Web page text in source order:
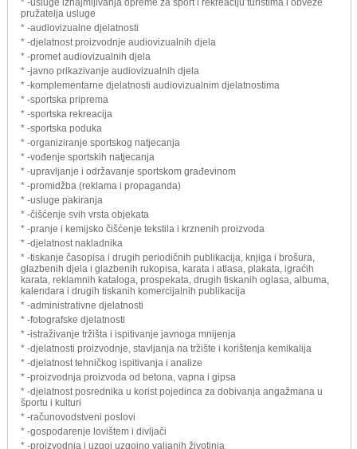
pružatelja usluge
* -audiovizualne djelatnosti
* -djelatnost proizvodnje audiovizualnih djela
* -promet audiovizualnih djela
* -javno prikazivanje audiovizualnih djela
* -komplementarne djelatnosti audiovizualnim djelatnostima
* -sportska priprema
* -sportska rekreacija
* -sportska poduka
* -organiziranje sportskog natjecanja
* -vođenje sportskih natjecanja
* -upravljanje i održavanje sportskom građevinom
* -promidžba (reklama i propaganda)
* -usluge pakiranja
* -čišćenje svih vrsta objekata
* -pranje i kemijsko čišćenje tekstila i krznenih proizvoda
* -djelatnost nakladnika
* -tiskanje časopisa i drugih periodičnih publikacija, knjiga i brošura,
glazbenih djela i glazbenih rukopisa, karata i atlasa, plakata, igraćih
karata, reklamnih kataloga, prospekata, drugih tiskanih oglasa, albuma,
kalendara i drugih tiskanih komercijalnih publikacija
* -administrativne djelatnosti
* -fotografske djelatnosti
* -istraživanje tržišta i ispitivanje javnoga mnijenja
* -djelatnosti proizvodnje, stavljanja na tržište i korištenja kemikalija
* -djelatnost tehničkog ispitivanja i analize
* -proizvodnja proizvoda od betona, vapna i gipsa
* -djelatnost posrednika u korist pojedinca za dobivanja angažmana u
športu i kulturi
* -računovodstveni poslovi
* -gospodarenje lovištem i divljači
* -proizvodnja i uzgoj uzgojno valjanih životinja